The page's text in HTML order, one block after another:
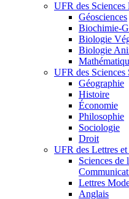
UFR des
Géosciences
Biochimie-
Biologie
Biologie
UFR des Sciences
Géographie
Histoire
Économie
Philosophie
Sociologie
Droit
UFR des Lettres
Sciences de
Lettres
Anglais